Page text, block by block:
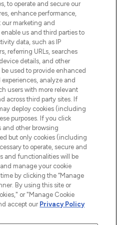
et de maquillage
prestigieuses.
en ligne ou via
livraison offerte dès
aux cookies
My Personal
GÉNÉRALES
to operate and secure our
enhance performance,
our marketing and
us and third parties to
data, such as IP
referring URLs, searches
details, and other
used to provide enhanced
analyze and
users with more relevant
across third party sites. If
deploy cookies (including
purposes. If you click
and other browsing
but only cookies (including
to operate, secure and
and functionalities will be
manage your cookie
by clicking the “Manage
By using this site or
or "Manage Cookie
accept our Privacy Policy